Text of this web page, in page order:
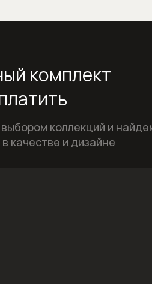
комплект
коллекций и
качестве и дизайне